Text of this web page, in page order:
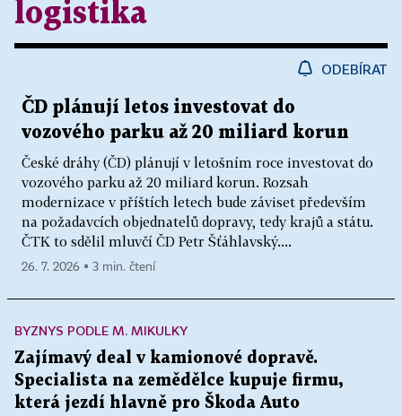
logistika
ODEBÍRAT
ČD plánují letos investovat do
vozového parku až 20 miliard korun
České dráhy (ČD) plánují v letošním roce investovat do
vozového parku až 20 miliard korun. Rozsah
modernizace v příštích letech bude záviset především
na požadavcích objednatelů dopravy, tedy krajů a státu.
ČTK to sdělil mluvčí ČD Petr Šťáhlavský....
26. 7. 2026 ▪ 3 min. čtení
BYZNYS PODLE M. MIKULKY
Zajímavý deal v kamionové dopravě.
Specialista na zemědělce kupuje firmu,
která jezdí hlavně pro Škoda Auto